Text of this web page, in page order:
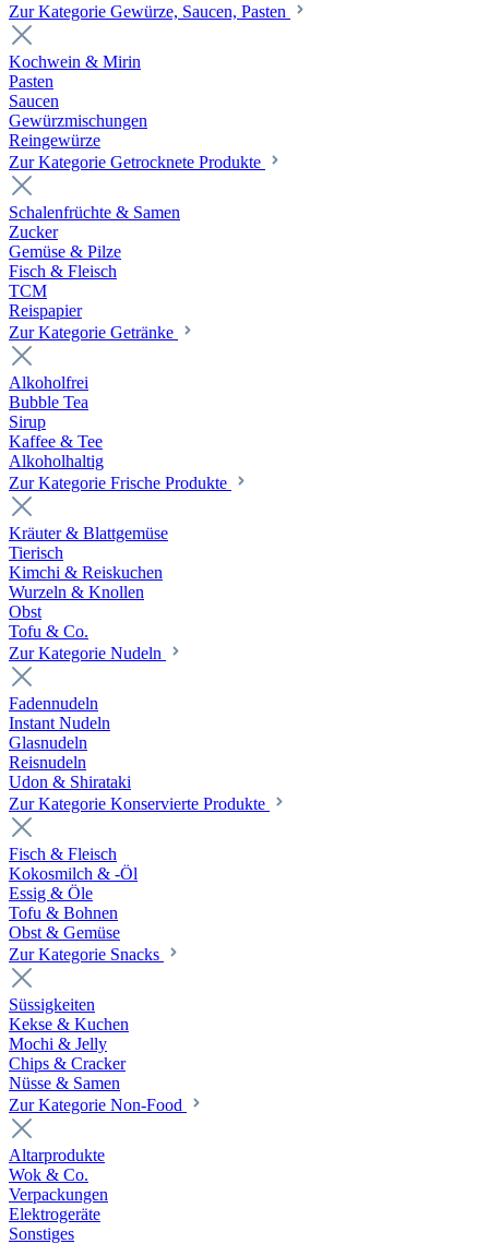
Zur Kategorie Gewürze, Saucen, Pasten
Kochwein & Mirin
Pasten
Saucen
Gewürzmischungen
Reingewürze
Zur Kategorie Getrocknete Produkte
Schalenfrüchte & Samen
Zucker
Gemüse & Pilze
Fisch & Fleisch
TCM
Reispapier
Zur Kategorie Getränke
Alkoholfrei
Bubble Tea
Sirup
Kaffee & Tee
Alkoholhaltig
Zur Kategorie Frische Produkte
Kräuter & Blattgemüse
Tierisch
Kimchi & Reiskuchen
Wurzeln & Knollen
Obst
Tofu & Co.
Zur Kategorie Nudeln
Fadennudeln
Instant Nudeln
Glasnudeln
Reisnudeln
Udon & Shirataki
Zur Kategorie Konservierte Produkte
Fisch & Fleisch
Kokosmilch & -Öl
Essig & Öle
Tofu & Bohnen
Obst & Gemüse
Zur Kategorie Snacks
Süssigkeiten
Kekse & Kuchen
Mochi & Jelly
Chips & Cracker
Nüsse & Samen
Zur Kategorie Non-Food
Altarprodukte
Wok & Co.
Verpackungen
Elektrogeräte
Sonstiges